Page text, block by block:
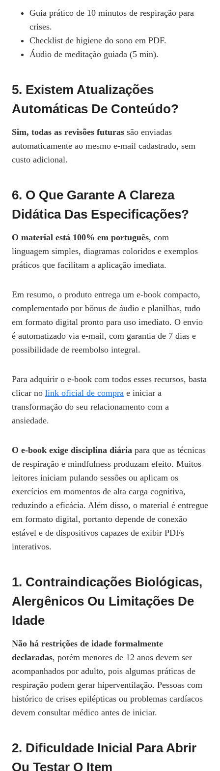
Guia prático de 10 minutos de respiração para
crises.
Checklist de higiene do sono em PDF.
Áudio de meditação guiada (5 min).
5. Existem Atualizações
Automáticas De Conteúdo?
Sim, todas as revisões futuras são enviadas
automaticamente ao mesmo e‑mail cadastrado, sem
custo adicional.
6. O Que Garante A Clareza
Didática Das Especificações?
O material está 100% em português, com
linguagem simples, diagramas coloridos e exemplos
práticos que facilitam a aplicação imediata.
Em resumo, o produto entrega um e‑book compacto,
complementado por bônus de áudio e planilhas, tudo
em formato digital pronto para uso imediato. O envio
é automatizado via e‑mail, com garantia de 7 dias e
possibilidade de reembolso integral.
Para adquirir o e‑book com todos esses recursos, basta
clicar no link oficial de compra e iniciar a
transformação do seu relacionamento com a
ansiedade.
O e‑book exige disciplina diária para que as técnicas
de respiração e mindfulness produzam efeito. Muitos
leitores iniciam pulando sessões ou aplicam os
exercícios em momentos de alta carga cognitiva,
reduzindo a eficácia. Além disso, o material é entregue
em formato digital, portanto depende de conexão
estável e de dispositivos capazes de exibir PDFs
interativos.
1. Contraindicações Biológicas,
Alergênicos Ou Limitações De
Idade
Não há restrições de idade formalmente
declaradas, porém menores de 12 anos devem ser
acompanhados por adulto, pois algumas práticas de
respiração podem gerar hiperventilação. Pessoas com
histórico de crises epilépticas ou problemas cardíacos
devem consultar médico antes de iniciar.
2. Dificuldade Inicial Para Abrir
Ou Testar O Item